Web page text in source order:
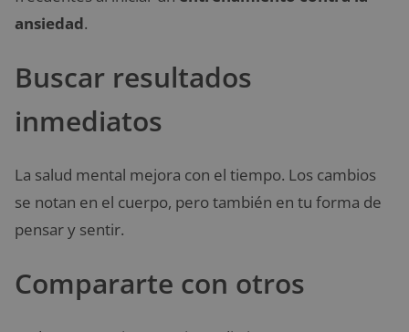
ansiedad.
Buscar resultados
inmediatos
La salud mental mejora con el tiempo. Los cambios
se notan en el cuerpo, pero también en tu forma de
pensar y sentir.
Compararte con otros